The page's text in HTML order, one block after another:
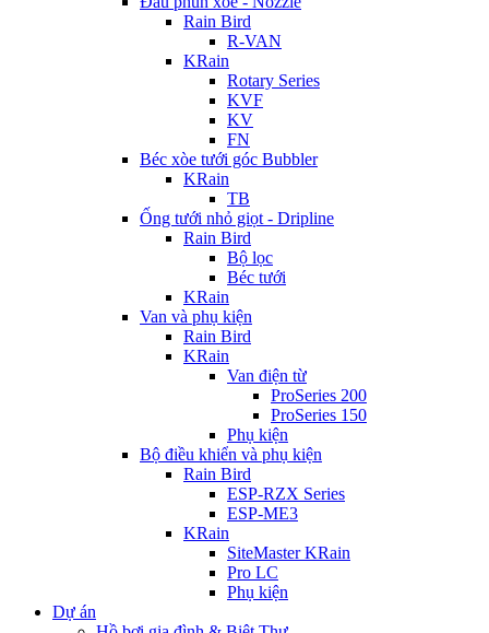
Rain Bird
R-VAN
KRain
Rotary Series
KVF
KV
FN
Béc xòe tưới góc Bubbler
KRain
TB
Ống tưới nhỏ giọt - Dripline
Rain Bird
Bộ lọc
Béc tưới
KRain
Van và phụ kiện
Rain Bird
KRain
Van điện từ
ProSeries 200
ProSeries 150
Phụ kiện
Bộ điều khiển và phụ kiện
Rain Bird
ESP-RZX Series
ESP-ME3
KRain
SiteMaster KRain
Pro LC
Phụ kiện
Dự án